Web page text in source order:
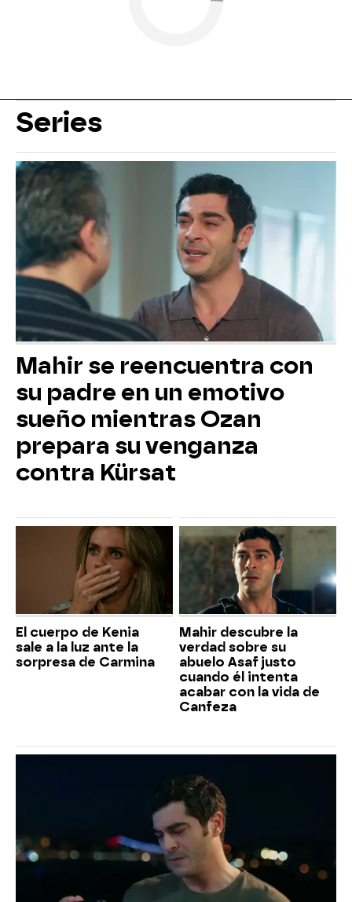
Series
Mahir se reencuentra con
su padre en un emotivo
sueño mientras Ozan
prepara su venganza
contra Kürsat
El cuerpo de Kenia
sale a la luz ante la
sorpresa de Carmina
Mahir descubre la
verdad sobre su
abuelo Asaf justo
cuando él intenta
acabar con la vida de
Canfeza